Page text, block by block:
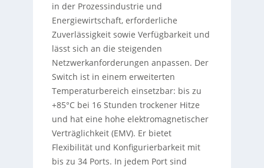
in der Prozessindustrie und
Energiewirtschaft, erforderliche
Zuverlässigkeit sowie Verfügbarkeit und
lässt sich an die steigenden
Netzwerkanforderungen anpassen. Der
Switch ist in einem erweiterten
Temperaturbereich einsetzbar: bis zu
+85°C bei 16 Stunden trockener Hitze
und hat eine hohe elektromagnetischer
Verträglichkeit (EMV). Er bietet
Flexibilität und Konfigurierbarkeit mit
bis zu 34 Ports. In jedem Port sind